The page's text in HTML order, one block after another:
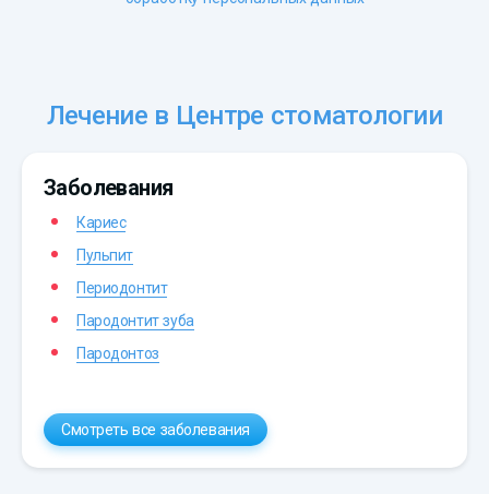
Лечение в Центре стоматологии
Заболевания
Кариес
Пульпит
Периодонтит
Пародонтит зуба
Пародонтоз
Смотреть все заболевания